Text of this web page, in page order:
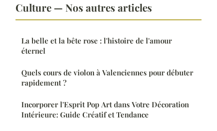
Culture — Nos autres articles
La belle et la bête rose : l'histoire de l'amour
éternel
Quels cours de violon à Valenciennes pour débuter
rapidement ?
Incorporer l'Esprit Pop Art dans Votre Décoration
Intérieure: Guide Créatif et Tendance